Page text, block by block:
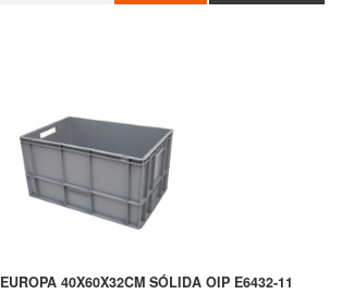
40X60X32CM SÓLIDA OIP E6432-11